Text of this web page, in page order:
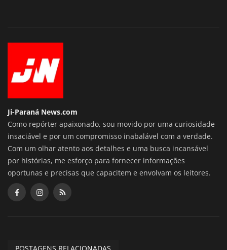
Ji-Paraná News.com
Como repórter apaixonado, sou movido por uma curiosidade
insaciável e por um compromisso inabalável com a verdade.
Com um olhar atento aos detalhes e uma busca incansável
por histórias, me esforço para fornecer informações
oportunas e precisas que capacitem e envolvam os leitores.